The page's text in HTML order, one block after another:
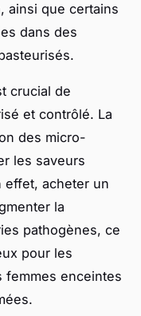
ainsi que certains
dans des
crucial de
et contrôlé. La
des micro-
les saveurs
effet, acheter un
la
pathogènes, ce
pour les
femmes enceintes